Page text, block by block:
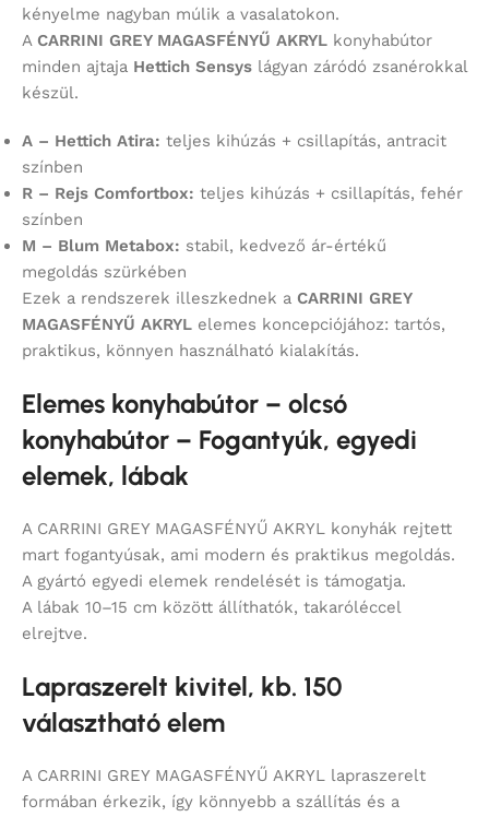
kényelme nagyban múlik a vasalatokon.
A CARRINI GREY MAGASFÉNYŰ AKRYL konyhabútor
minden ajtaja Hettich Sensys lágyan záródó zsanérokkal
készül.
A – Hettich Atira: teljes kihúzás + csillapítás, antracit
színben
R – Rejs Comfortbox: teljes kihúzás + csillapítás, fehér
színben
M – Blum Metabox: stabil, kedvező ár-értékű
megoldás szürkében
Ezek a rendszerek illeszkednek a CARRINI GREY
MAGASFÉNYŰ AKRYL elemes koncepciójához: tartós,
praktikus, könnyen használható kialakítás.
Elemes konyhabútor – olcsó
konyhabútor – Fogantyúk, egyedi
elemek, lábak
A CARRINI GREY MAGASFÉNYŰ AKRYL konyhák rejtett
mart fogantyúsak, ami modern és praktikus megoldás.
A gyártó egyedi elemek rendelését is támogatja.
A lábak 10–15 cm között állíthatók, takaróléccel
elrejtve.
Lapraszerelt kivitel, kb. 150
választható elem
A CARRINI GREY MAGASFÉNYŰ AKRYL lapraszerelt
formában érkezik, így könnyebb a szállítás és a